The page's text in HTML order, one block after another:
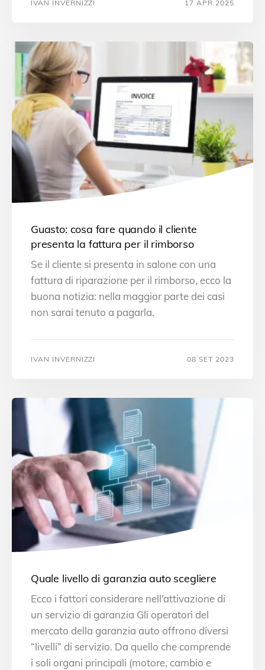
IVAN INVERNIZZI 17 APR 2025
Guasto: cosa fare quando il cliente
presenta la fattura per il rimborso
Se il cliente si presenta in salone con una
fattura di riparazione per il rimborso, ecco la
buona notizia: nella maggior parte dei casi
non sarai tenuto a pagarla.
IVAN INVERNIZZI 08 SET 2023
Quale livello di garanzia auto scegliere
Ecco i fattori considerare nell’attivazione di
un servizio di garanzia Gli operatori del
mercato della garanzia auto offrono diversi
“livelli” di servizio. Da quello che comprende
i soli organi principali (motore, cambio e